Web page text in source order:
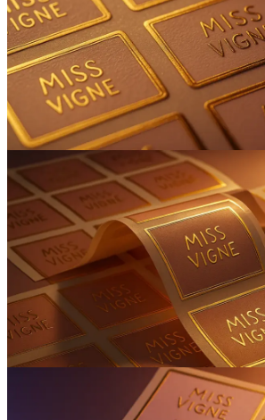
Вакансии
О компании
Написать директору
Арендодателям
Портфолио
Франшиза
Контакты